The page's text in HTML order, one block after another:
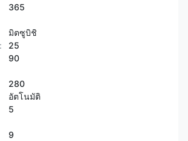
365
มิตซูบิชิ
25
90
280
อัตโนมัติ
5
9